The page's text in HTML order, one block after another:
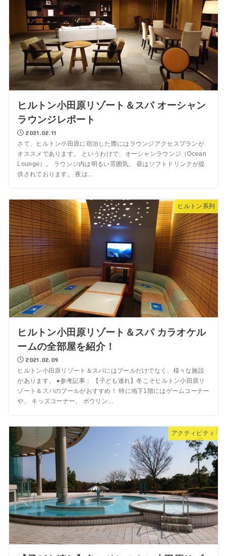
ヒルトン小田原リゾート＆スパ オーシャン
ラウンジレポート
2021.02.11
さて、ヒルトン小田原に宿泊した際にはラウンジアクセスプランが
オススメであります。 というわけで、オーシャンラウンジ（Ocean
Lounge）。 ラウンジ内は明るい雰囲気。 昼はソフトドリンクが提
供されております。 夜は...
ヒルトン系列
ヒルトン小田原リゾート＆スパ カラオケル
ームの全部屋を紹介！
2021.02.09
ヒルトン小田原リゾート＆スパにはプールだけでなく、様々な施設
があります。 ●参考記事： 【子ども連れ】冬こそヒルトン小田原リ
ゾート＆スパのプールがおすすめ！ 特に地下1階にはゲームコーナー
や、 キッズコーナー、 ボウリン...
アクティビティ